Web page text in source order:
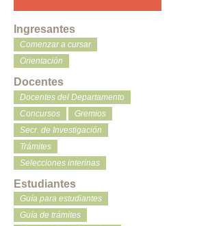
Ingresantes
Comenzar a cursar
Orientación
Docentes
Docentes del Departamento
Concursos
Gremios
Secr. de Investigación
Trámites
Selecciones interinas
Estudiantes
Guía para estudiantes
Guía de trámites